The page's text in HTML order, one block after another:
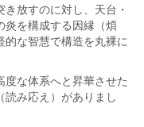
放すのに対し、天台・
炎を構成する因縁（煩
な智慧で構造を丸裸に
な体系へと昇華させた
読み応え）がありまし